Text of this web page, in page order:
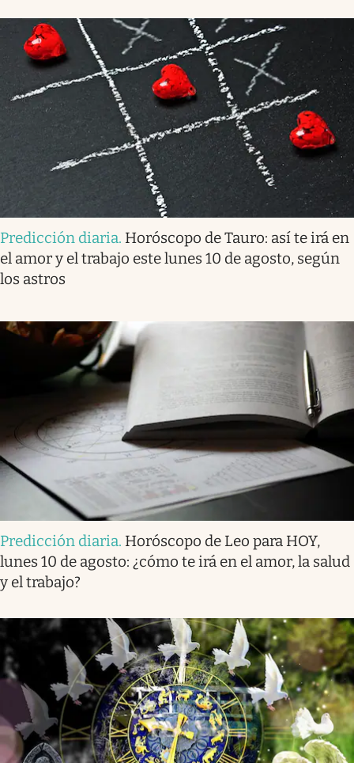
Predicción diaria. Horóscopo de Tauro: así te irá en
el amor y el trabajo este lunes 10 de agosto, según
los astros
Predicción diaria. Horóscopo de Leo para HOY,
lunes 10 de agosto: ¿cómo te irá en el amor, la salud
y el trabajo?